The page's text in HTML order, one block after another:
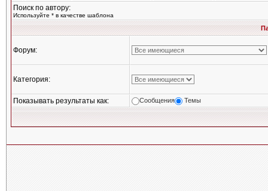
Поиск по автору:
Используйте * в качестве шаблона
Форум:
Категория:
Показывать результаты как: Сообщения Темы